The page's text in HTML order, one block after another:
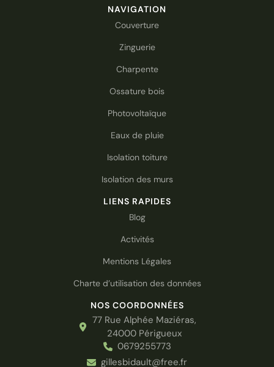
NAVIGATION
Couverture
Zinguerie
Charpente
Ossature bois
Photovoltaïque
Eaux de pluie
Isolation toiture
Isolation des murs
LIENS RAPIDES
Blog
Activités
Mentions Légales
Charte d’utilisation des données
NOS COORDONNÉES
77 Rue Alphée Maziéras,
24000 Périgueux
0679255773
gillesbidault@free.fr